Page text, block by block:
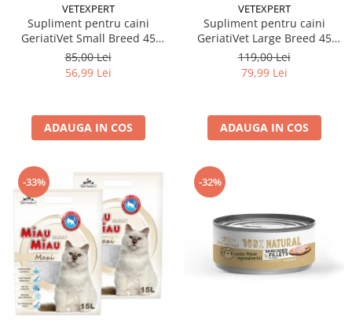
VETEXPERT
Supliment pentru caini
GeriatiVet Small Breed 45
tablete
85,00 Lei
56,99 Lei
ADAUGA IN COS
VETEXPERT
Supliment pentru caini
GeriatiVet Large Breed 45
tablete
119,00 Lei
79,99 Lei
ADAUGA IN COS
-33% -32%